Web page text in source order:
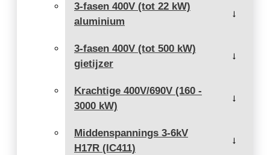
3-fasen 400V (tot 22 kW)
aluminium
→
3-fasen 400V (tot 500 kW)
gietijzer
→
Krachtige 400V/690V (160 -
3000 kW)
→
Middenspannings 3-6kV
H17R (IC411)
→